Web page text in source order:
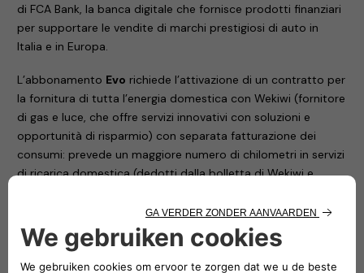
di FCA Bank, la banca digitale che fornisce prodotti finanziari
per supportare le vendite di marchi prestigiosi di auto in
Italia e in Europa.
L’abbonamento Evo richiede l’attivazione di un contratto per
la fornitura di tutta l’energia domestica con Wekiwi (fornitore
di gas e luce, che offre servizi innovativi con soluzioni e
opportunità di risparmio) con separata fatturazione dei
consumi: prevede un maggiore numero di chilometri in servizi
di ricarica domestica (dedotti dalla bolletta di Wekiwi e
considerando un profilo di consumo basato su una
percorrenza di circa 10 mila chilometri all’anno.
Infine, conPro– destinato per ora esclusivamente a Nuova